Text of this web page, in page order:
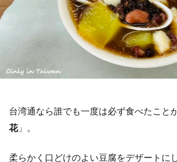
台湾通なら誰でも一度は必ず食べたこと
花」。
柔らかく口どけのよい豆腐をデザートに
検索